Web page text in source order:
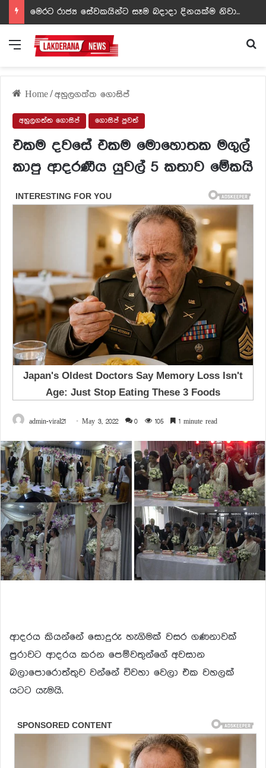
ඩඩ්ලිට දෙවෙනි නොවූ රත්න සහල් අධිපති..- PHOTOS
Menu
Home/අහුලගත්ත ගොසිප්
අහුලගත්ත ගොසිප් ගොසිප් පුවත්
එකම දවසේ එකම මොහොතක මගුල්
කාපු ආදරණීය යුවල් 5 කතාව මේකයි
admin-viral21 May 3, 2022 0 105 1 minute read
ආදරය කියන්නේ සොදුරු හැගිමක් වසර ගණනාවක්
පුරාවට ආදරය කරන පෙම්වතුන්ගේ අවසාන
බලාපොරොත්තුව වන්නේ විවහා වෙලා එක වහලක්
යටට යැමයි.